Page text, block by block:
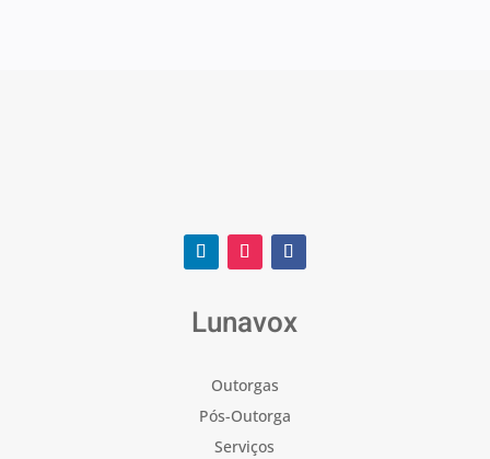
Lunavox
Outorgas
Pós-Outorga
Serviços